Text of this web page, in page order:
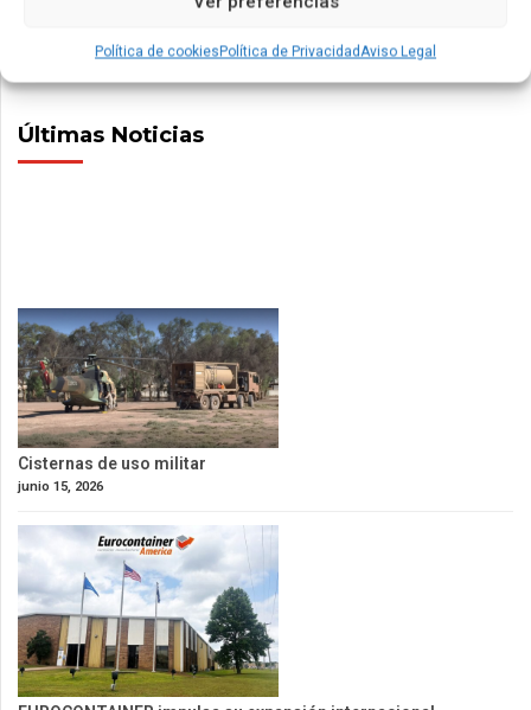
Política de cookiesPolítica de PrivacidadAviso Legal
Últimas Noticias
Cisternas de uso militar
junio 15, 2026